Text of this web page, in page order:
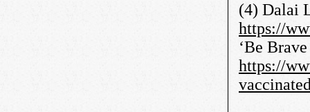
(4) Dalai
https://
‘Be
https://